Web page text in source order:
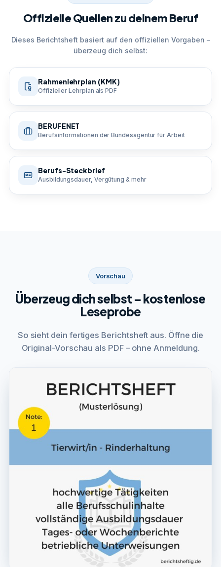
Offizielle Quellen zu deinem Beruf
Dieses Berichtsheft basiert auf den offiziellen Vorgaben –
überzeug dich selbst:
Rahmenlehrplan (KMK)
Offizieller Lehrplan als PDF
BERUFENET
Berufsinformationen der Bundesagentur für Arbeit
Berufs-Steckbrief
Ausbildungsdauer, Vergütung & mehr
Vorschau
Überzeug dich selbst – kostenlose
Leseprobe
So sieht dein fertiges Berichtsheft aus. Öffne die
Original-Vorschau als PDF – ohne Anmeldung.